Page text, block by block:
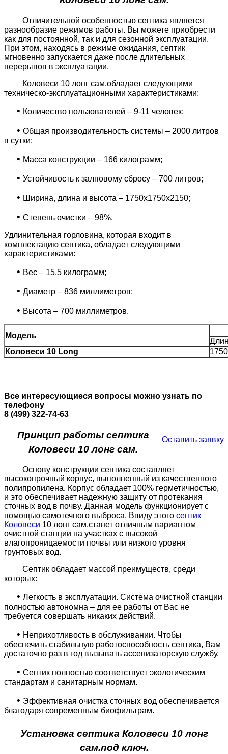
Отличительной особенностью септика является
разнообразие режимов работы. Вы можете приобрести
как для постоянной, так и для сезонной эксплуатации.
При этом, находясь в режиме ожидания, септик
мгновенно запускается даже после длительных
перерывов в эксплуатации.
Коловеси 10 лонг сам.обладает следующими
техническо-эксплуатационными характеристиками:
• Количество пользователей – 9-11 человек;
• Общая производительность системы – 2000 литров
в сутки;
• Масса конструкции – 166 килограмм;
• Устойчивость к залповому сбросу – 700 литров;
• Ширина, длина и высота – 1750x1750x2150;
• Степень очистки – 98%.
Удлинительная горловина, которая входит в
комплектацию септика, обладает следующими
характеристиками:
• Вес – 15,5 килограмм;
• Диаметр – 836 миллиметров;
• Высота – 700 миллиметров.
Модель
Коловеси 10 Long
1750
Все интересующиеся вопросы можно узнать по
телефону
8 (499) 322-74-63
Оставить заявку
Принцип работы септика
Коловеси 10 лонг сам.
Основу конструкции септика составляет
высокопрочный корпус, выполненный из качественного
полипропилена. Корпус обладает 100% герметичностью,
и это обеспечивает надежную защиту от протекания
сточных вод в почву. Данная модель функционирует с
помощью самотечного выброса. Ввиду этого септик
Коловеси 10 лонг сам.станет отличным вариантом
очистной станции на участках с высокой
влагопроницаемости почвы или низкого уровня
грунтовых вод.
Септик обладает массой преимуществ, среди
которых:
• Легкость в эксплуатации. Система очистной станции
полностью автономна – для ее работы от Вас не
требуется совершать никаких действий.
• Неприхотливость в обслуживании. Чтобы
обеспечить стабильную работоспособность септика, Вам
достаточно раз в год вызывать ассенизаторскую службу.
• Септик полностью соответствует экологическим
стандартам и санитарным нормам.
• Эффективная очистка сточных вод обеспечивается
благодаря современным биофильтрам.
Установка септика Коловеси 10 лонг
сам.под ключ.